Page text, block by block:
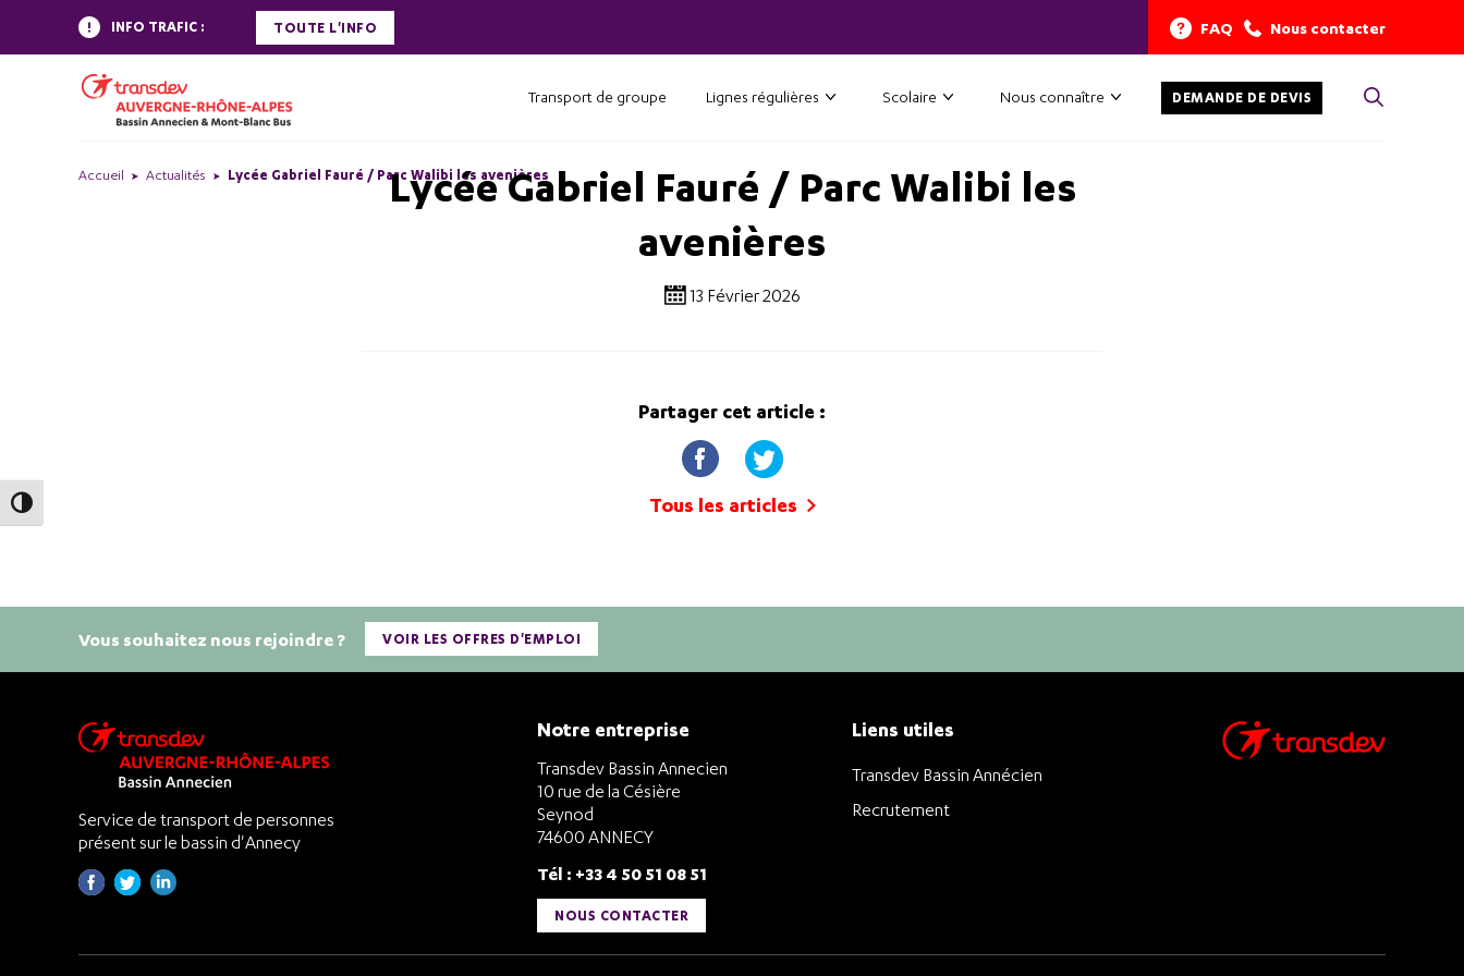
Passer en contraste élevé
INFO TRAFIC : TOUTE L'INFO FAQ Nous contacter
Transport de groupe Lignes régulières Scolaire Nous connaître DEMANDE DE DEVIS
Accueil Actualités Lycée Gabriel Fauré / Parc Walibi les avenièresLycée Gabriel Fauré / Parc Walibi les
avenières
13 Février 2026
Partager cet article :
Tous les articles
Vous souhaitez nous rejoindre ? VOIR LES OFFRES D'EMPLOI
Service de transport de personnes
présent sur le bassin d'Annecy
Notre entreprise
Transdev Bassin Annecien
10 rue de la Césière
Seynod
74600 ANNECY
Tél : +33 4 50 51 08 51
NOUS CONTACTER
Liens utiles
Transdev Bassin Annécien
Recrutement